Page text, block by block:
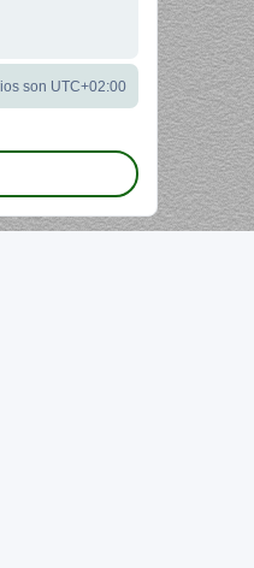
son UTC+02:00